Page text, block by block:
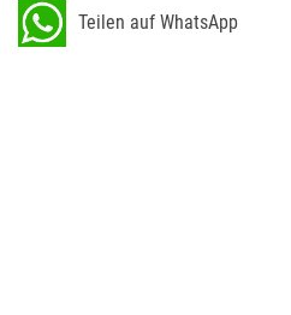
Teilen auf WhatsApp